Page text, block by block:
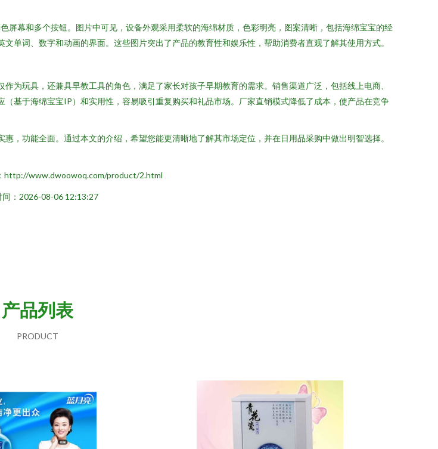
幕和多个按钮。图片中可见，设备外观采用柔软的海绵材质，色彩明亮，图案清晰，包括海绵宝宝的经
单词、数字和动画的界面。这些图片突出了产品的教育性和娱乐性，帮助消费者直观了解其使用方式。
为玩具，还兼具早教工具的角色，满足了家长对孩子早期教育的需求。销售渠道广泛，包括线上电商、
基于海绵宝宝IP）和实用性，容易吸引重复购买和礼品市场。厂家直销模式降低了成本，使产品在竞争
，功能全面。通过本文的介绍，希望您能更清晰地了解其市场定位，并在日用品采购中做出明智选择。
http://www.dwoowoq.com/product/2.html
间：2026-08-06 12:13:27
产品列表
PRODUCT